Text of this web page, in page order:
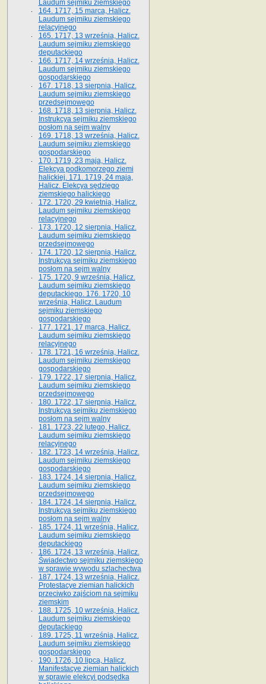
Laudum sejmiku ziemskiego
164. 1717, 15 marca, Halicz.
Laudum sejmiku ziemskiego
relacyjnego
165. 1717, 13 września, Halicz.
Laudum sejmiku ziemskiego
deputackiego
166. 1717, 14 września, Halicz.
Laudum sejmiku ziemskiego
gospodarskiego
167. 1718, 13 sierpnia, Halicz.
Laudum sejmiku ziemskiego
przedsejmowego
168. 1718, 13 sierpnia, Halicz.
Instrukcya sejmiku ziemskiego
posłom na sejm walny
169. 1718, 13 września, Halicz.
Laudum sejmiku ziemskiego
gospodarskiego
170. 1719, 23 maja, Halicz.
Elekcya podkomorzego ziemi
halickiej. 171. 1719, 24 maja,
Halicz. Elekcya sędziego
ziemskiego halickiego
172. 1720, 29 kwietnia, Halicz.
Laudum sejmiku ziemskiego
relacyjnego
173. 1720, 12 sierpnia, Halicz.
Laudum sejmiku ziemskiego
przedsejmowego
174. 1720, 12 sierpnia, Halicz.
Instrukcya sejmiku ziemskiego
posłom na sejm walny
175. 1720, 9 września, Halicz.
Laudum sejmiku ziemskiego
deputackiego. 176. 1720, 10
września, Halicz. Laudum
sejmiku ziemskiego
gospodarskiego
177. 1721, 17 marca, Halicz.
Laudum sejmiku ziemskiego
relacyjnego
178. 1721, 16 września, Halicz.
Laudum sejmiku ziemskiego
gospodarskiego
179. 1722, 17 sierpnia, Halicz.
Laudum sejmiku ziemskiego
przedsejmowego
180. 1722, 17 sierpnia, Halicz.
Instrukcya sejmiku ziemskiego
posłom na sejm walny
181. 1723, 22 lutego, Halicz.
Laudum sejmiku ziemskiego
relacyjnego
182. 1723, 14 września, Halicz.
Laudum sejmiku ziemskiego
gospodarskiego
183. 1724, 14 sierpnia, Halicz.
Laudum sejmiku ziemskiego
przedsejmowego
184. 1724, 14 sierpnia, Halicz.
Instrukcya sejmiku ziemskiego
posłom na sejm walny
185. 1724, 11 września, Halicz.
Laudum sejmiku ziemskiego
deputackiego
186. 1724, 13 września, Halicz.
Świadectwo sejmiku ziemskiego
w sprawie wywodu szlachectwa
187. 1724, 13 września, Halicz.
Protestacye ziemian halickich
przeciwko zajściom na sejmiku
ziemskim
188. 1725, 10 września, Halicz.
Laudum sejmiku ziemskiego
deputackiego
189. 1725, 11 września, Halicz.
Laudum sejmiku ziemskiego
gospodarskiego
190. 1726, 10 lipca, Halicz.
Manifestacye ziemian halickich
w sprawie elekcyi podsędka